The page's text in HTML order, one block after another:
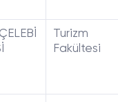
Turizm
Fakültesi